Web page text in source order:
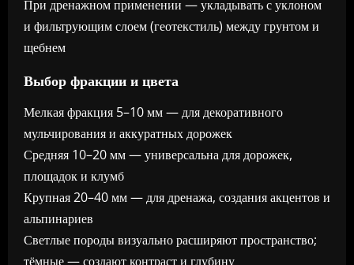
При дренажном применении — укладывать с уклоном
и фильтрующим слоем (геотекстиль) между грунтом и
щебнем
Выбор фракции и цвета
Мелкая фракция 5–10 мм — для декоративного
мульчирования и аккуратных дорожек
Средняя 10–20 мм — универсальна для дорожек,
площадок и клумб
Крупная 20–40 мм — для дренажа, создания акцентов и
альпинариев
Светлые породы визуально расширяют пространство;
тёмные — создают контраст и глубину